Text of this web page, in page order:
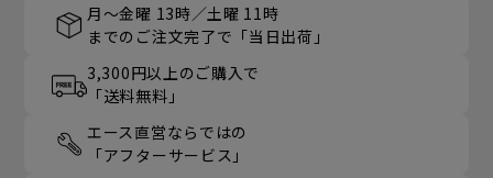
月～金曜 13時／土曜 11時
までのご注文完了で「当日出荷」
3,300円以上のご購入で
「送料無料」
エース直営ならではの
「アフターサービス」